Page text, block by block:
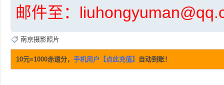
邮件至：
南京摄影照片
10元=1000赤道分， 手机用户【点此充值】 自动到账！